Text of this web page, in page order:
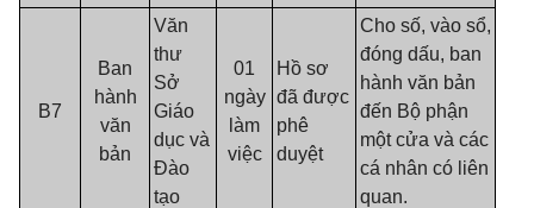
B7
Ban
hành
văn
bản
Văn
thư
Sở
Giáo
dục và
Đào
tạo
01
ngày
làm
việc
Hồ sơ
đã được
phê
duyệt
Cho số, vào sổ,
đóng dấu, ban
hành văn bản
đến Bộ phận
một cửa và các
cá nhân có liên
quan.